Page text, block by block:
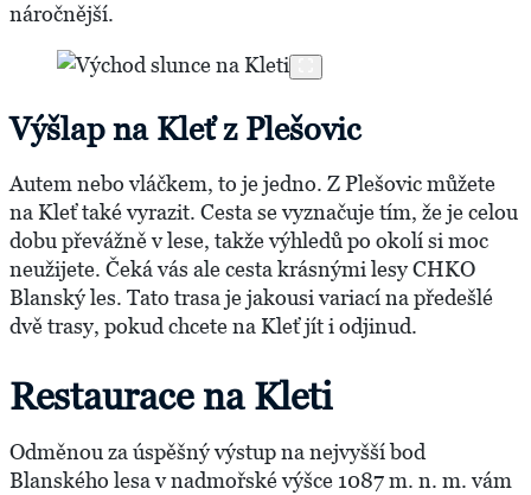
náročnější.
Výšlap na Kleť z Plešovic
Autem nebo vláčkem, to je jedno. Z Plešovic můžete
na Kleť také vyrazit. Cesta se vyznačuje tím, že je celou
dobu převážně v lese, takže výhledů po okolí si moc
neužijete. Čeká vás ale cesta krásnými lesy CHKO
Blanský les. Tato trasa je jakousi variací na předešlé
dvě trasy, pokud chcete na Kleť jít i odjinud.
Restaurace na Kleti
Odměnou za úspěšný výstup na nejvyšší bod
Blanského lesa v nadmořské výšce 1087 m. n. m. vám